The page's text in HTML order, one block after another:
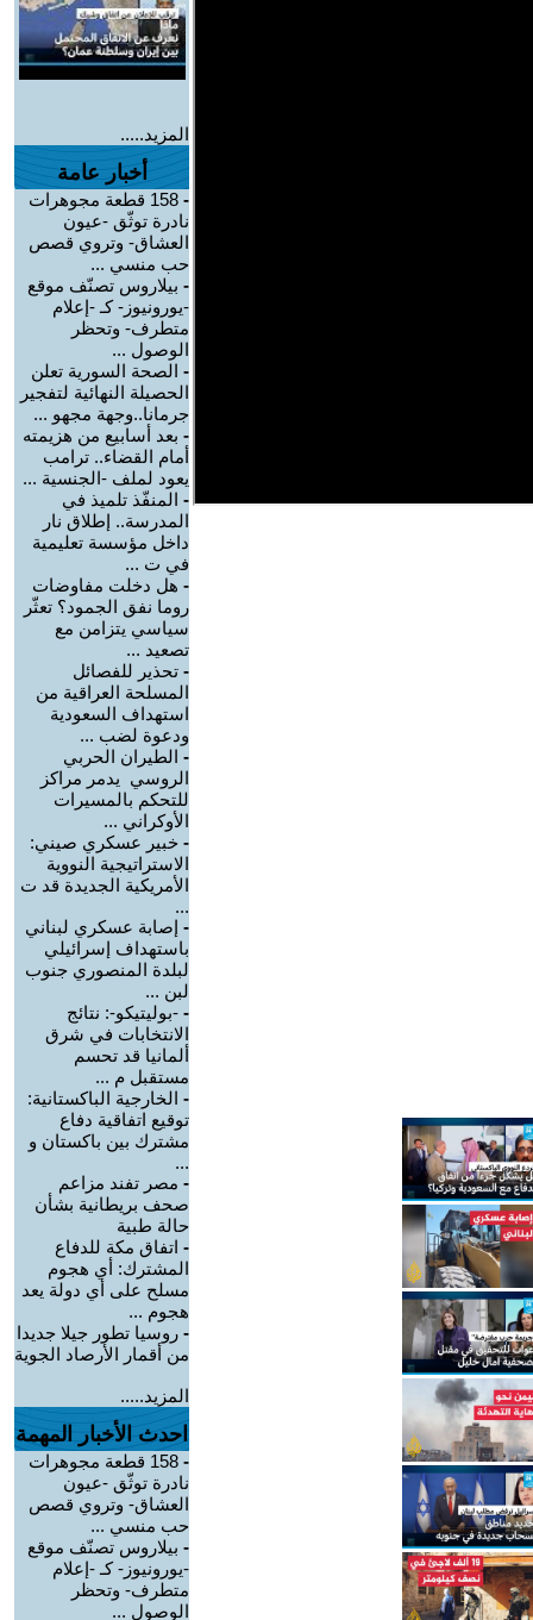
المزيد.....
أخبار عامة
-
158 قطعة مجوهرات
نادرة توثّق -عيون
العشاق- وتروي قصص
حب منسي ...
- بيلاروس تصنّف موقع
-يورونيوز- كـ -إعلام
متطرف- وتحظر
الوصول ...
- الصحة السورية تعلن
الحصيلة النهائية لتفجير
جرمانا..وجهة مجهو ...
- بعد أسابيع من هزيمته
أمام القضاء.. ترامب
يعود لملف -الجنسية ...
- المنفّذ تلميذ في
المدرسة.. إطلاق نار
داخل مؤسسة تعليمية
في ت ...
- هل دخلت مفاوضات
روما نفق الجمود؟ تعثّر
سياسي يتزامن مع
تصعيد ...
- تحذير للفصائل
المسلحة العراقية من
استهداف السعودية
ودعوة لضب ...
- الطيران الحربي
الروسي يدمر مراكز
للتحكم بالمسيرات
الأوكراني ...
- خبير عسكري صيني:
الاستراتيجية النووية
الأمريكية الجديدة قد ت
...
- إصابة عسكري لبناني
باستهداف إسرائيلي
لبلدة المنصوري جنوب
لبن ...
- -بوليتيكو-: نتائج
الانتخابات في شرق
ألمانيا قد تحسم
مستقبل م ...
- الخارجية الباكستانية:
توقيع اتفاقية دفاع
مشترك بين باكستان و
...
- مصر تفند مزاعم
صحف بريطانية بشأن
حالة طبية
- ‏اتفاق مكة للدفاع
المشترك: أي هجوم
مسلح على أي دولة يعد
هجوم ...
- روسيا تطور جيلا جديدا
من أقمار الأرصاد الجوية
المزيد.....
احدث الأخبار المهمة
-
158 قطعة مجوهرات
نادرة توثّق -عيون
العشاق- وتروي قصص
حب منسي ...
- بيلاروس تصنّف موقع
-يورونيوز- كـ -إعلام
متطرف- وتحظر
الوصول ...